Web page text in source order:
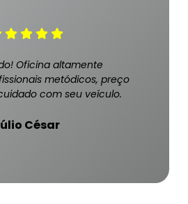
Oficina altamente
metódicos, preço
com seu veículo.
César